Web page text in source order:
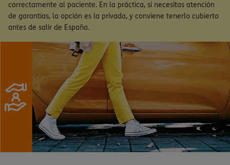
correctamente al paciente. En la práctica, si necesitas atención
de garantías, la opción es la privada, y conviene tenerlo cubierto
antes de salir de España.